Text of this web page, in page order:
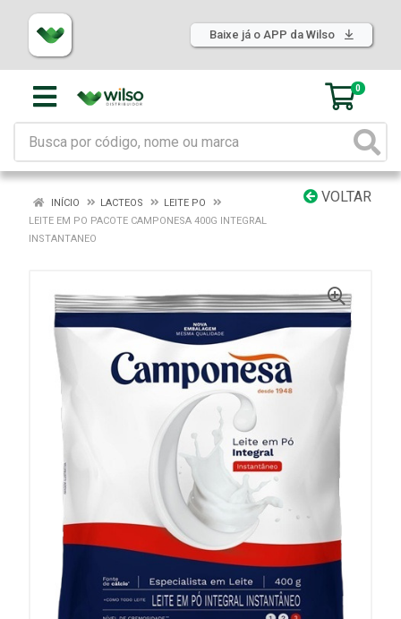
Baixe já o APP da Wilso
0
VOLTAR
INÍCIO LACTEOS
LEITE PO
LEITE EM PO PACOTE CAMPONESA 400G INTEGRAL
INSTANTANEO